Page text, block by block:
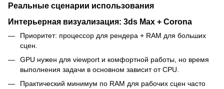
Реальные сценарии использования
Интерьерная визуализация: 3ds Max + Corona
Приоритет: процессор для рендера + RAM для больших
сцен.
GPU нужен для viewport и комфортной работы, но время
выполнения задачи в основном зависит от CPU.
Практический минимум по RAM для рабочих сцен часто